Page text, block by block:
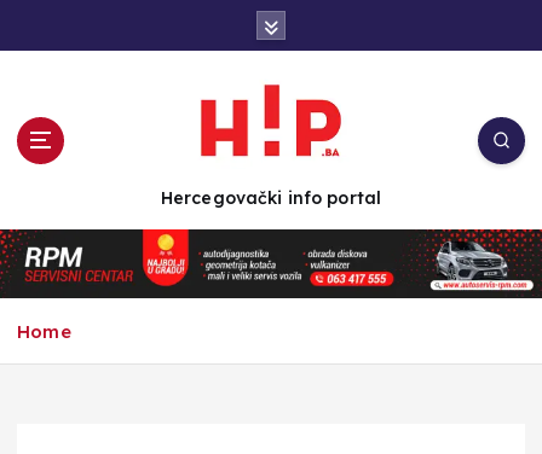
n
t
e
Hercegovački info portal
Home